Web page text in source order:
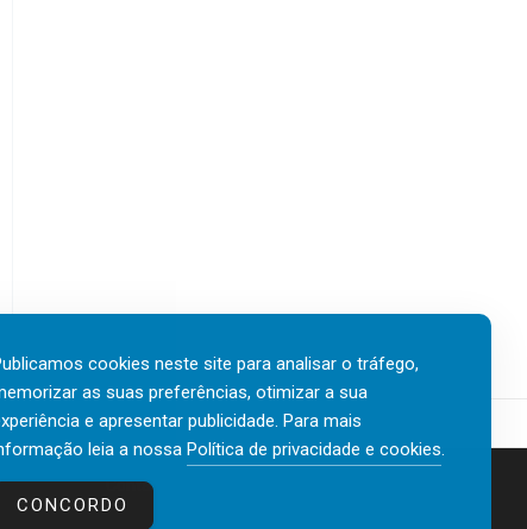
Contactos
cookies neste site para analisar o tráfego,
as suas preferências, otimizar a sua
e apresentar publicidade. Para mais
leia a nossa Política de privacidade e cookies.
CONCORDO